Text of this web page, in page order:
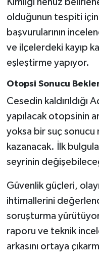
olduğunun tespiti için
başvurularının
ve ilçelerdeki kayıp
eşleştirme yapıyor.
Otopsi Sonucu
Cesedin kaldırıldığı
yapılacak otopsinin
yoksa bir suç
kazanacak. İlk
seyrinin
Güvenlik güçleri,
ihtimallerini
soruşturma
raporu ve teknik
arkasını ortaya